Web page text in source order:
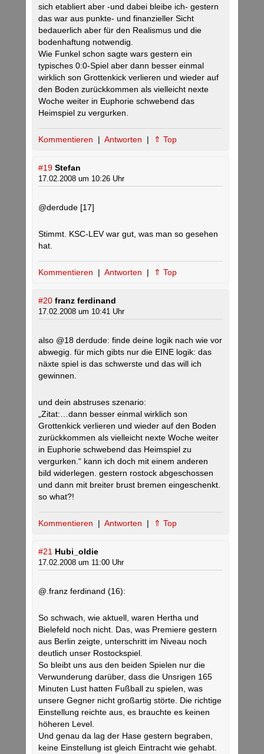
sich etabliert aber -und dabei bleibe ich- gestern
das war aus punkte- und finanzieller Sicht
bedauerlich aber für den Realismus und die
bodenhaftung notwendig.
Wie Funkel schon sagte wars gestern ein
typisches 0:0-Spiel aber dann besser einmal
wirklich son Grottenkick verlieren und wieder auf
den Boden zurückkommen als vielleicht nexte
Woche weiter in Euphorie schwebend das
Heimspiel zu vergurken.
Kommentieren | Antworten | ⇑ Top
#19 Stefan
17.02.2008 um 10:26 Uhr
@derdude [17]
Stimmt. KSC-LEV war gut, was man so gesehen
hat.
Kommentieren | Antworten | ⇑ Top
#20 franz ferdinand
17.02.2008 um 10:41 Uhr
also @18 derdude: finde deine logik nach wie vor
abwegig. für mich gibts nur die EINE logik: das
näxte spiel is das schwerste und das will ich
gewinnen.
und dein abstruses szenario:
„Zitat:…dann besser einmal wirklich son
Grottenkick verlieren und wieder auf den Boden
zurückkommen als vielleicht nexte Woche weiter
in Euphorie schwebend das Heimspiel zu
vergurken.“ kann ich doch mit einem anderen
bild widerlegen. gestern rostock abgeschossen
und dann mit breiter brust bremen eingeschenkt.
so what?!
Kommentieren | Antworten | ⇑ Top
#21 Hubi_oldie
17.02.2008 um 11:00 Uhr
@.franz ferdinand (16):
So schwach, wie aktuell, waren Hertha und
Bielefeld noch nicht. Das, was Premiere gestern
aus Berlin zeigte, unterschritt im Niveau noch
deutlich unser Rostockspiel.
So bleibt uns aus den beiden Spielen nur die
Verwunderung darüber, dass die Unsrigen 165
Minuten Lust hatten Fußball zu spielen, was
unsere Gegner nicht großartig störte. Die richtige
Einstellung reichte aus, es brauchte es keinen
höheren Level.
Und genau da lag der Hase gestern begraben,
keine Einstellung ist gleich Eintracht wie gehabt.